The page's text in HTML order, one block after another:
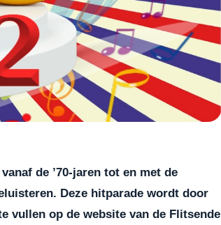
de ’70-jaren tot en met de
Deze hitparade wordt door
vullen op de website van de Flitsende